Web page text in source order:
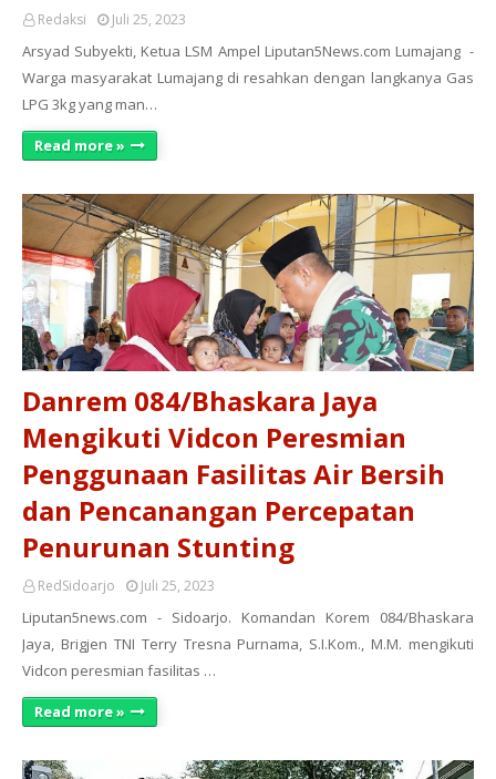
Redaksi Juli 25, 2023
Arsyad Subyekti, Ketua LSM Ampel Liputan5News.com Lumajang -
Warga masyarakat Lumajang di resahkan dengan langkanya Gas
LPG 3kg yang man…
Read more »
Danrem 084/Bhaskara Jaya
Mengikuti Vidcon Peresmian
Penggunaan Fasilitas Air Bersih
dan Pencanangan Percepatan
Penurunan Stunting
RedSidoarjo Juli 25, 2023
Liputan5news.com - Sidoarjo. Komandan Korem 084/Bhaskara
Jaya, Brigjen TNI Terry Tresna Purnama, S.I.Kom., M.M. mengikuti
Vidcon peresmian fasilitas …
Read more »